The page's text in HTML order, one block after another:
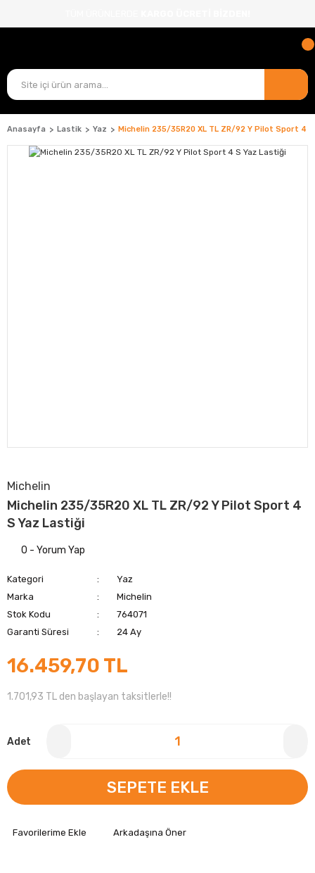
Anasayfa Lastik Yaz Michelin 235/35R20 XL TL ZR/92 Y Pilot Sport 4
Michelin
Michelin 235/35R20 XL TL ZR/92 Y Pilot Sport 4
S Yaz Lastiği
0 - Yorum Yap
Kategori
Yaz
Marka
Michelin
Stok Kodu
764071
Garanti Süresi
24 Ay
16.459,70 TL
1.701,93 TL den başlayan taksitlerle!!
Adet
SEPETE EKLE
Arkadaşına Öner